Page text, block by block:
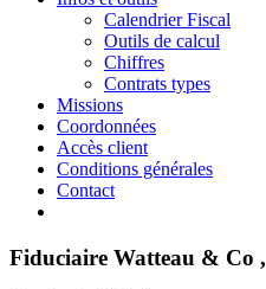
Calendrier Fiscal
Outils de calcul
Chiffres
Contrats types
Missions
Coordonnées
Accès client
Conditions générales
Contact
Fiduciaire Watteau & Co ,